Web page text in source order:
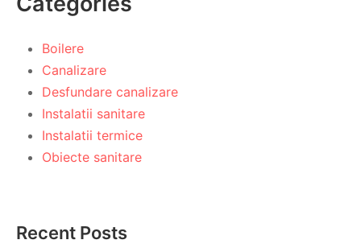
Boilere
Canalizare
Desfundare canalizare
Instalatii sanitare
Instalatii termice
Obiecte sanitare
Recent Posts